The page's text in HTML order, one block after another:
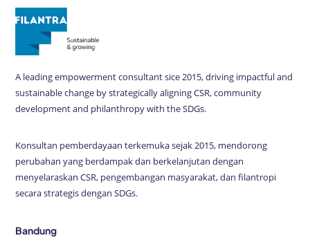
A leading empowerment consultant sice 2015, driving impactful and
sustainable change by strategically aligning CSR, community
development and philanthropy with the SDGs.
Konsultan pemberdayaan terkemuka sejak 2015, mendorong
perubahan yang berdampak dan berkelanjutan dengan
menyelaraskan CSR, pengembangan masyarakat, dan filantropi
secara strategis dengan SDGs.
Bandung